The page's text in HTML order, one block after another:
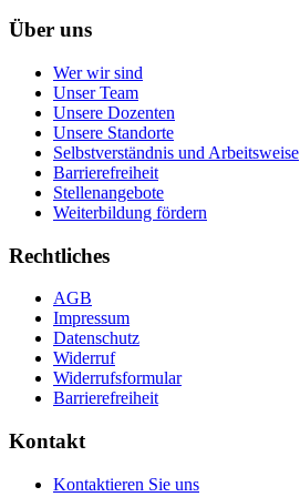
Über uns
Wer wir sind
Unser Team
Unsere Dozenten
Unsere Standorte
Selbstverständnis und Arbeitsweise
Barrierefreiheit
Stellenangebote
Weiterbildung fördern
Rechtliches
AGB
Impressum
Datenschutz
Widerruf
Widerrufsformular
Barrierefreiheit
Kontakt
Kontaktieren Sie uns